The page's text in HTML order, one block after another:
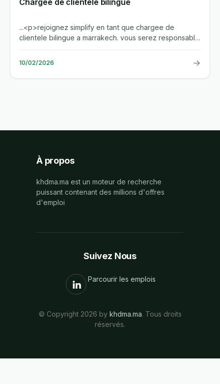
...<p>rejoignez simplify en tant que chargee de
clientele bilingue a marrakech. vous serez responsable
de l'accueil...
10/02/2026 →
À propos
khdma.ma est un moteur de recherche
puissant contenant des millions d'offres
d'emploi
Suivez Nous
Parcourir les emplois
© Copyright 2026 by khdma.ma. Tous droits
réservés.